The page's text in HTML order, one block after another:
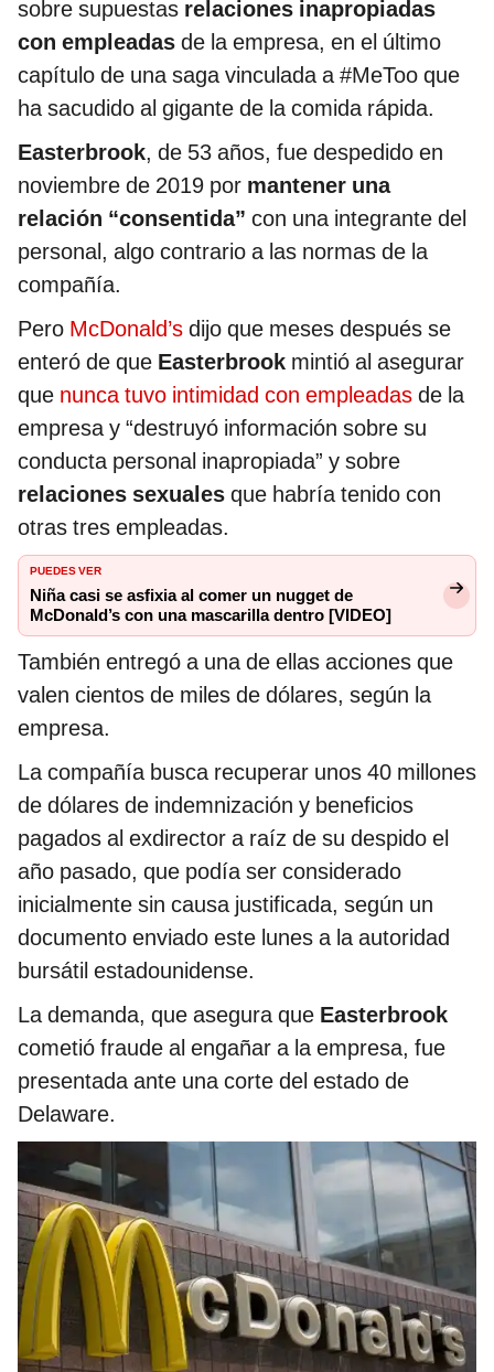
sobre supuestas relaciones inapropiadas
con empleadas de la empresa, en el último
capítulo de una saga vinculada a #MeToo que
ha sacudido al gigante de la comida rápida.
Easterbrook, de 53 años, fue despedido en
noviembre de 2019 por mantener una
relación “consentida” con una integrante del
personal, algo contrario a las normas de la
compañía.
Pero McDonald’s dijo que meses después se
enteró de que Easterbrook mintió al asegurar
que nunca tuvo intimidad con empleadas de la
empresa y “destruyó información sobre su
conducta personal inapropiada” y sobre
relaciones sexuales que habría tenido con
otras tres empleadas.
PUEDES VER
Niña casi se asfixia al comer un nugget de
McDonald’s con una mascarilla dentro [VIDEO]
También entregó a una de ellas acciones que
valen cientos de miles de dólares, según la
empresa.
La compañía busca recuperar unos 40 millones
de dólares de indemnización y beneficios
pagados al exdirector a raíz de su despido el
año pasado, que podía ser considerado
inicialmente sin causa justificada, según un
documento enviado este lunes a la autoridad
bursátil estadounidense.
La demanda, que asegura que Easterbrook
cometió fraude al engañar a la empresa, fue
presentada ante una corte del estado de
Delaware.